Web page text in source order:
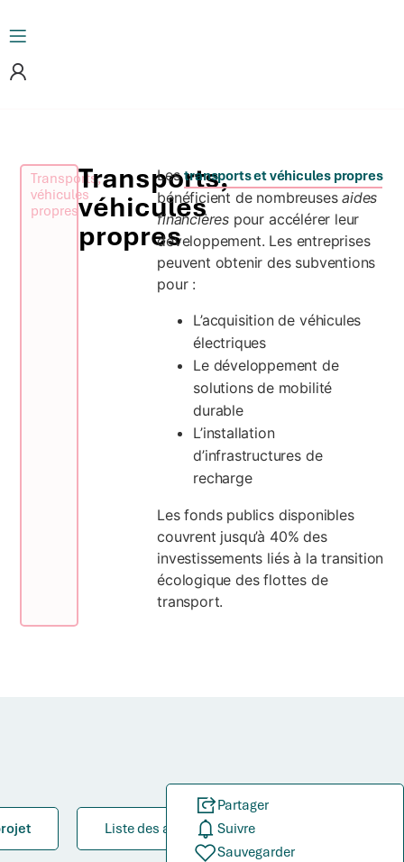
Transports,
véhicules
propres
Transports,
véhicules
propres
Lestransports et véhicules propres
bénéficient de nombreusesaides
financières pour accélérer leur
développement. Les entreprises
peuvent obtenir des subventions
pour :
L’acquisition de véhicules
électriques
Le développement de
solutions de mobilité
durable
L’installation
d’infrastructures de
recharge
Les fonds publics disponibles
couvrent jusqu’à 40% des
investissements liés à la transition
écologique des flottes de
transport.
Liste des aides
Partager
Suivre
Sauvegarder